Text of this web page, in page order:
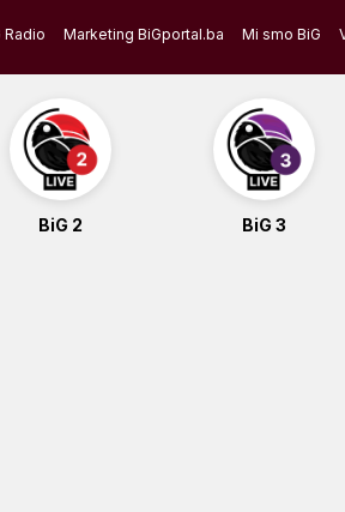
Radio Marketing BiGportal.ba Mi smo BiG
BiG 2 BiG 3